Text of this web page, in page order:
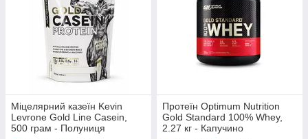
Міцелярний казеїн Kevin
Levrone Gold Line Casein,
500 грам - Полуниця
Протеїн Optimum Nutrition
Gold Standard 100% Whey,
2.27 кг - Капучино